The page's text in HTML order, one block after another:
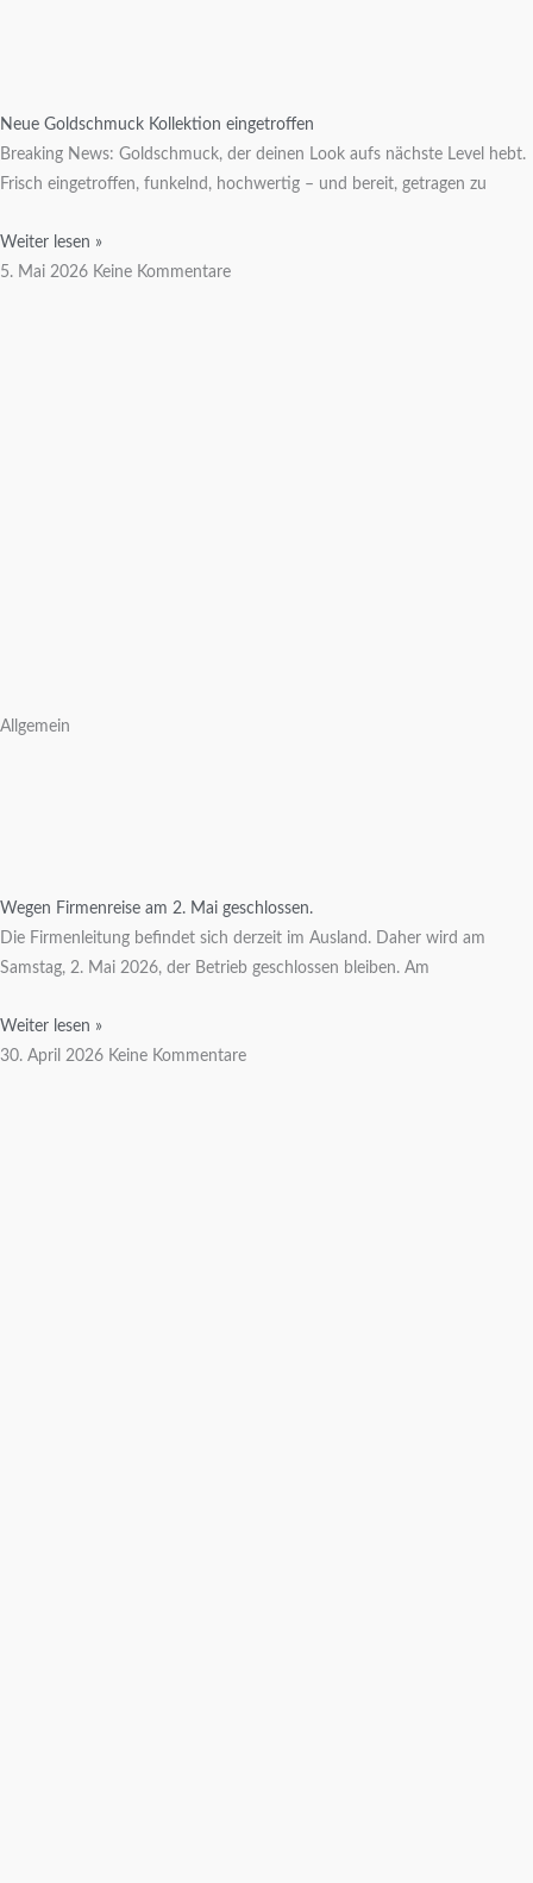
Neue Goldschmuck Kollektion eingetroffen
Breaking News: Goldschmuck, der deinen Look aufs nächste Level hebt.
Frisch eingetroffen, funkelnd, hochwertig – und bereit, getragen zu
Weiter lesen »
5. Mai 2026 Keine Kommentare
Allgemein
Wegen Firmenreise am 2. Mai geschlossen.
Die Firmenleitung befindet sich derzeit im Ausland. Daher wird am
Samstag, 2. Mai 2026, der Betrieb geschlossen bleiben. Am
Weiter lesen »
30. April 2026 Keine Kommentare